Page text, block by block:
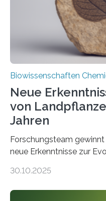
Studie wurde am 28.
Fachzeitschrift…
Biowissenschaften
Neue
von
Jahren
Forschungsteam gewinnt
neue Erkenntnisse zur
Landpflanzen zählen zu
30.10.2025